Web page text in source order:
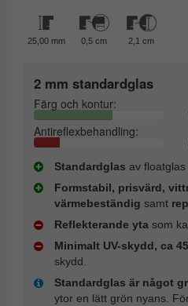
25,00 mm 0,5 cm 2,1 cm
2 mm standardglas
Färg och kontur:
Antireflexbehandling:
Standardglas av floatglas
Formstabil, prisvärd,
värmebeständig samt
Reflekterande yta som
Minimalt UV-skydd, ca
skydd.
Standardglas är något
ytor en lätt grön nyans.